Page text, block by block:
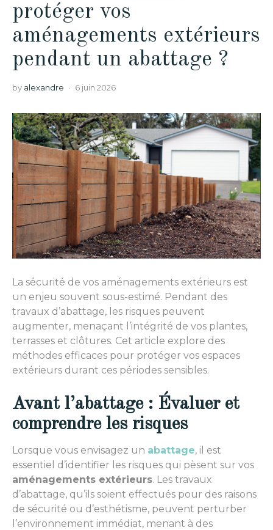
protéger vos
aménagements extérieurs
pendant un abattage ?
by alexandre 6 juin 2026
La sécurité de vos aménagements extérieurs est
un enjeu souvent sous-estimé. Pendant des
travaux d’abattage, les risques peuvent
augmenter, menaçant l’intégrité de vos plantes,
terrasses et clôtures. Cet article explore des
méthodes efficaces pour protéger vos espaces
extérieurs durant ces périodes sensibles.
Avant l’abattage : Évaluer et
comprendre les risques
Lorsque vous envisagez un abattage, il est
essentiel d’identifier les risques qui pèsent sur vos
aménagements extérieurs. Les travaux
d’abattage, qu’ils soient effectués pour des raisons
de sécurité ou d’esthétisme, peuvent perturber
l’environnement immédiat, menant à des